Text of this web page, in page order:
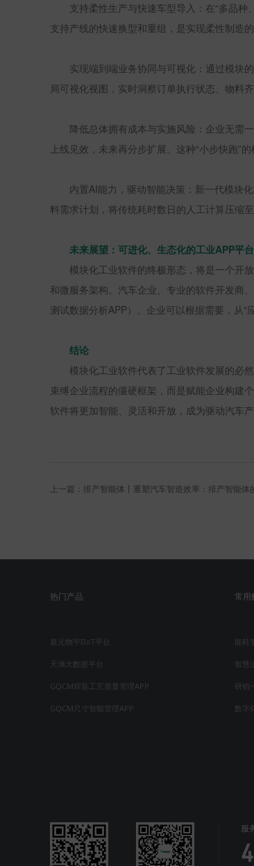
支持柔性生产与快速车型导入：在“多品
支持产线的快速换型和重组，是实现柔性制造的
实现端到端业务协同与可视化：通过模块
局可视化视图，实时洞察订单执行状态、物料
降低总体拥有成本与实施风险：企业无需
上线见效，未来再分步扩展。这种“小步快跑”
内置AI能力，驱动智能决策：新一代模块
料需求计划，将传统耗时数日的人工计算压缩
未来展望：可进化、生态化的工业APP平台
模块化工业软件的终极形态，将是一个开
和微服务架构。汽车企业、专业的软件开发商
测试数据分析APP）。企业可以根据需要，从“
结论
模块化工业软件代表了工业软件发展的必
束缚企业流程的僵硬框架，而是赋能企业构建
软件将更加智能、灵活和开放，成为驱动汽车
上一篇：排产智能体丨重塑汽车智造效率：排产智能体
热门产品
嘉元物宇IIoT平台
天满大数据平台
GQCM焊装工艺质量管理APP
GQCM尺寸智能管理APP
常用
能耗
智慧
研销
数字
服